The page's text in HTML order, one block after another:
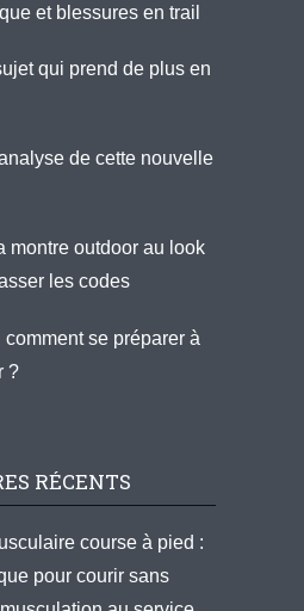
et blessures en trail
qui prend de plus en
de cette nouvelle
montre outdoor au look
les codes
se préparer à
?
RÉCENTS
course à pied :
pour courir sans